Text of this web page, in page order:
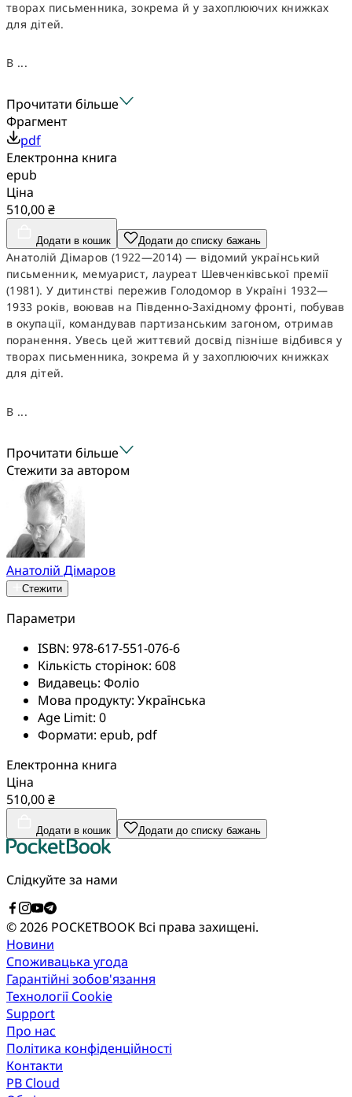
творах письменника, зокрема й у захоплюючих книжках
для дітей.
В ...
Прочитати більше
Фрагмент
pdf
Електронна книга
epub
Ціна
510,00 ₴
Додати в кошик Додати до списку бажань
Анатолій Дімаров (1922—2014) — відомий український
письменник, мемуарист, лауреат Шевченківської премії
(1981). У дитинстві пережив Голодомор в Україні 1932—
1933 років, воював на Південно-Західному фронті, побував
в окупації, командував партизанським загоном, отримав
поранення. Увесь цей життєвий досвід пізніше відбився у
творах письменника, зокрема й у захоплюючих книжках
для дітей.
В ...
Прочитати більше
Стежити за автором
Анатолій Дімаров
Стежити
Параметри
ISBN: 978-617-551-076-6
Кількість сторінок: 608
Видавець: Фоліо
Мова продукту: Українська
Age Limit: 0
Формати: epub, pdf
Електронна книга
Ціна
510,00 ₴
Додати в кошик Додати до списку бажань
Слідкуйте за нами
© 2026 POCKETBOOK Всі права захищені.
Новини
Споживацька угода
Гарантійні зобов'язання
Технології Cookie
Support
Про нас
Політика конфіденційності
Контакти
PB Cloud